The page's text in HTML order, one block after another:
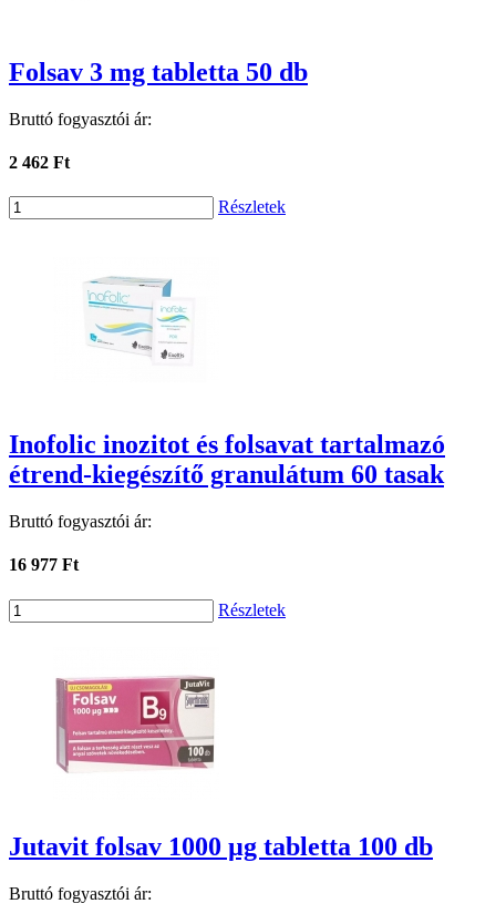
Folsav 3 mg tabletta 50 db
Bruttó fogyasztói ár:
2 462 Ft
Részletek
Inofolic inozitot és folsavat tartalmazó
étrend-kiegészítő granulátum 60 tasak
Bruttó fogyasztói ár:
16 977 Ft
Részletek
Jutavit folsav 1000 µg tabletta 100 db
Bruttó fogyasztói ár: